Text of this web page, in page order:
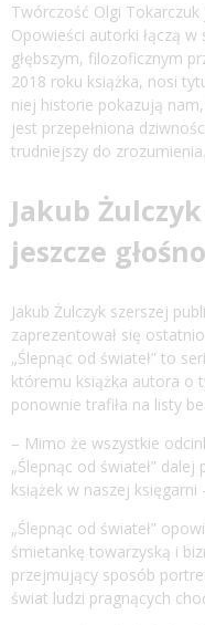
Twórczość Olgi
Opowieści autorki łączą
głębszym, filozoficznym
2018 roku książka, nosi
niej historie pokazują
jest przepełniona
trudniejszy do zrozumienia.
Jakub
jeszcze
Jakub Żulczyk szerszej
zaprezentował się
„Ślepnąc od świateł” to
któremu książka autora o
ponownie trafiła na listy
– Mimo że wszystkie
„Ślepnąc od świateł”
książek w naszej księgarni
„Ślepnąc od świateł”
śmietankę towarzyską i
przejmujący sposób
świat ludzi pragnących